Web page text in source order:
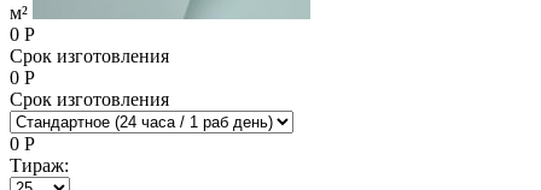
м²
0 Р
Срок изготовления
0 Р
Срок изготовления
0 Р
Тираж: